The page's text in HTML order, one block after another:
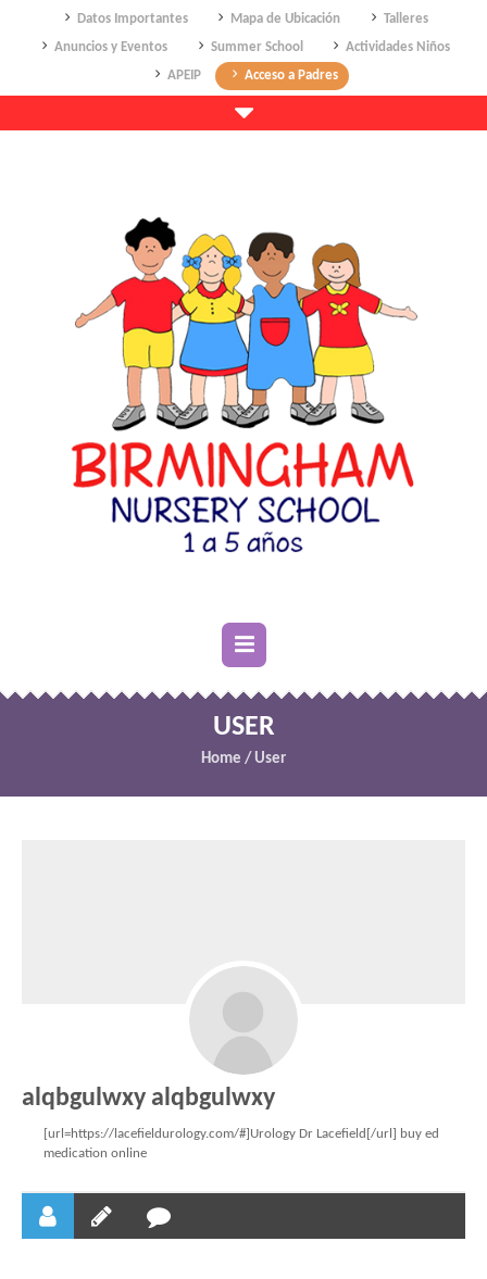
Datos Importantes Mapa de Ubicación
Talleres
Anuncios y Eventos
Summer School
Actividades Niños
APEIP
Acceso a Padres
USER
Home / User
alqbgulwxy alqbgulwxy
[url=https://lacefieldurology.com/#]Urology Dr Lacefield[/url] buy ed
medication online